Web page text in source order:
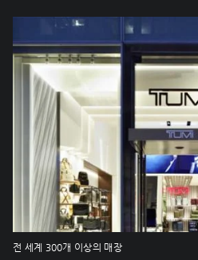
전 세계 300개 이상의 매장